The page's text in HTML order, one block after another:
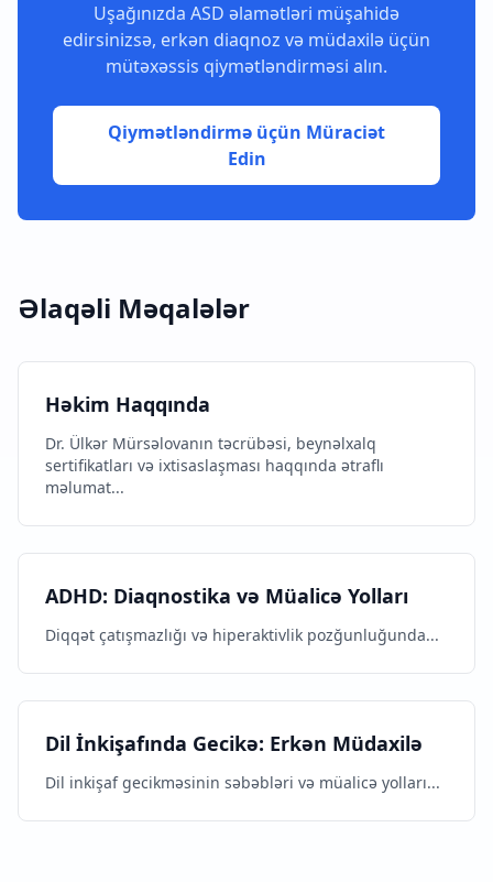
Uşağınızda ASD əlamətləri müşahidə
edirsinizsə, erkən diaqnoz və müdaxilə üçün
mütəxəssis qiymətləndirməsi alın.
Qiymətləndirmə üçün Müraciət
Edin
Əlaqəli Məqalələr
Həkim Haqqında
Dr. Ülkər Mürsəlovanın təcrübəsi, beynəlxalq
sertifikatları və ixtisaslaşması haqqında ətraflı
məlumat...
ADHD: Diaqnostika və Müalicə Yolları
Diqqət çatışmazlığı və hiperaktivlik pozğunluğunda...
Dil İnkişafında Gecikə: Erkən Müdaxilə
Dil inkişaf gecikməsinin səbəbləri və müalicə yolları...